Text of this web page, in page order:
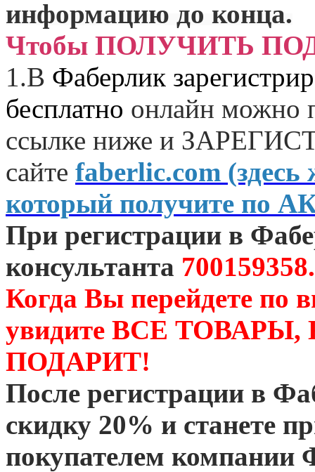
информацию до конца.
Чтобы ПОЛУЧИТЬ
1.В Фаберлик
бесплатно онлайн можно
ссылке ниже и
сайте faberlic.com
который получите по
При регистрации в
консультанта 700159358.
Когда Вы перейдете по
увидите ВСЕ
ПОДАРИТ!
После регистрации в
скидку 20% и станете
покупателем компании